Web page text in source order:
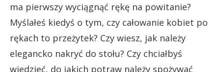
ma pierwszy wyciągnąć rękę na powitanie?
Myślałeś kiedyś o tym, czy całowanie kobiet po
rękach to przeżytek? Czy wiesz, jak należy
elegancko nakryć do stołu? Czy chciałbyś
wiedzieć, do jakich potraw należy spożywać